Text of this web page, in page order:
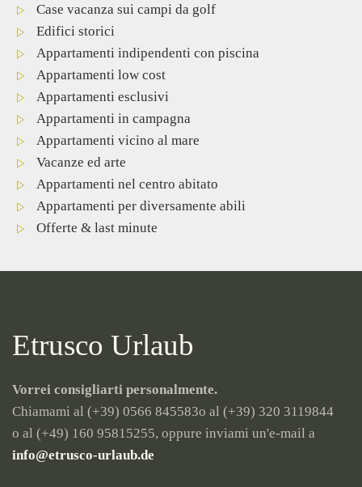
Case vacanza sui campi da golf
Edifici storici
Appartamenti indipendenti con piscina
Appartamenti low cost
Appartamenti esclusivi
Appartamenti in campagna
Appartamenti vicino al mare
Vacanze ed arte
Appartamenti nel centro abitato
Appartamenti per diversamente abili
Offerte & last minute
Etrusco Urlaub
Vorrei consigliarti personalmente.
Chiamami al (+39) 0566 845583o al (+39) 320 3119844
o al (+49) 160 95815255, oppure inviami un'e-mail a
info@etrusco-urlaub.de